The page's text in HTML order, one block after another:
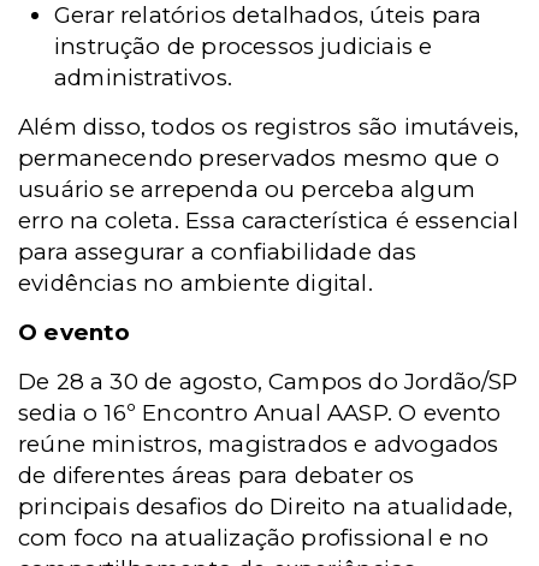
Gerar relatórios detalhados, úteis para
instrução de processos judiciais e
administrativos.
Além disso, todos os registros são imutáveis,
permanecendo preservados mesmo que o
usuário se arrependa ou perceba algum
erro na coleta. Essa característica é essencial
para assegurar a confiabilidade das
evidências no ambiente digital.
O evento
De 28 a 30 de agosto, Campos do Jordão/SP
sedia o 16º Encontro Anual AASP. O evento
reúne ministros, magistrados e advogados
de diferentes áreas para debater os
principais desafios do Direito na atualidade,
com foco na atualização profissional e no